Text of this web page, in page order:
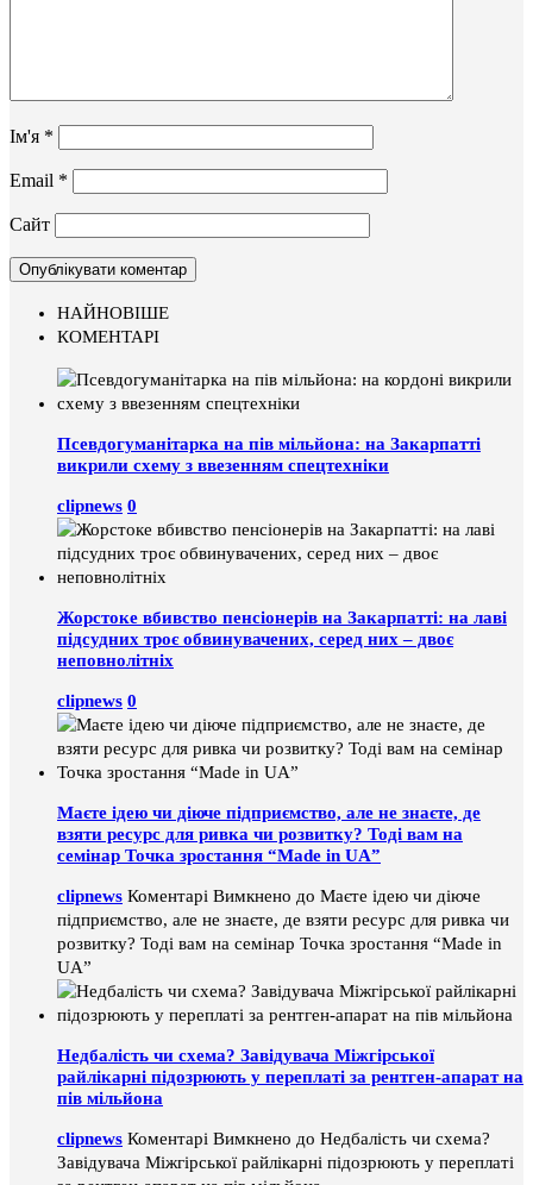
Ім'я *
Email *
Сайт
НАЙНОВІШЕ
КОМЕНТАРІ
Псевдогуманітарка на пів мільйона: на Закарпатті
викрили схему з ввезенням спецтехніки
clipnews 0
Жорстоке вбивство пенсіонерів на Закарпатті: на лаві
підсудних троє обвинувачених, серед них – двоє
неповнолітніх
clipnews 0
Маєте ідею чи діюче підприємство, але не знаєте, де
взяти ресурс для ривка чи розвитку? Тоді вам на
семінар Точка зростання “Made in UA”
clipnews Коментарі Вимкнено до Маєте ідею чи діюче
підприємство, але не знаєте, де взяти ресурс для ривка чи
розвитку? Тоді вам на семінар Точка зростання “Made in
UA”
Недбалість чи схема? Завідувача Міжгірської
райлікарні підозрюють у переплаті за рентген-апарат на
пів мільйона
clipnews Коментарі Вимкнено до Недбалість чи схема?
Завідувача Міжгірської райлікарні підозрюють у переплаті